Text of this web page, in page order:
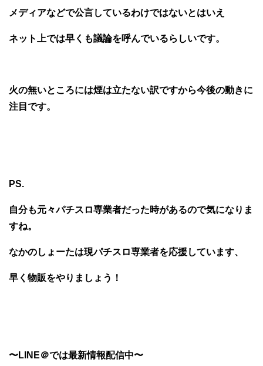
メディアなどで公言しているわけではないとはいえ
ネット上では早くも議論を呼んでいるらしいです。
火の無いところには煙は立たない訳ですから今後の動きに
注目です。
PS.
自分も元々パチスロ専業者だった時があるので気になりま
すね。
なかのしょーたは現パチスロ専業者を応援しています、
早く物販をやりましょう！
〜LINE＠では最新情報配信中〜